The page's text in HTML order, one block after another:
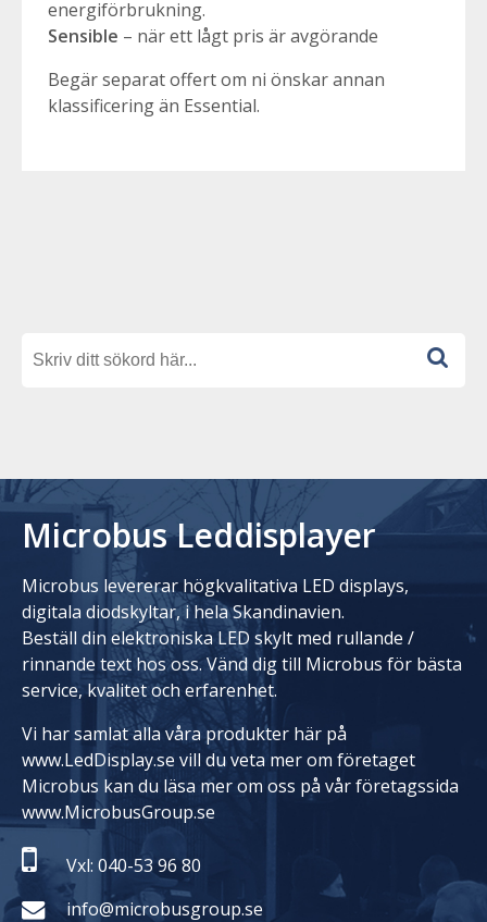
energiförbrukning.
Sensible – när ett lågt pris är avgörande
Begär separat offert om ni önskar annan
klassificering än Essential.
Microbus Leddisplayer
Microbus levererar högkvalitativa LED displays,
digitala diodskyltar, i hela Skandinavien.
Beställ din elektroniska LED skylt med rullande /
rinnande text hos oss. Vänd dig till Microbus för bästa
service, kvalitet och erfarenhet.
Vi har samlat alla våra produkter här på
www.LedDisplay.se vill du veta mer om företaget
Microbus kan du läsa mer om oss på vår företagssida
www.MicrobusGroup.se
Vxl: 040-53 96 80
info@microbusgroup.se